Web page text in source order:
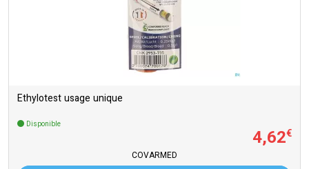
Ethylotest usage unique
Disponible
4,62€
COVARMED